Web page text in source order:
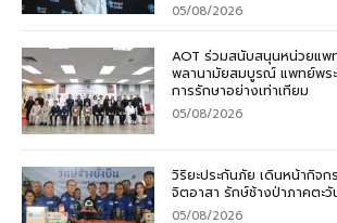
05/08/2026
AOT ร่วมสนับสนุนหน่วยแพ
พลานามัยสมบูรณ์ แพทย์พระ
การรักษาอย่างเท่าเทียม
05/08/2026
วิริยะประกันภัย เดินหน้ากิจก
จิตอาสา รักษ์ช้างป่าภาคตะ
05/08/2026